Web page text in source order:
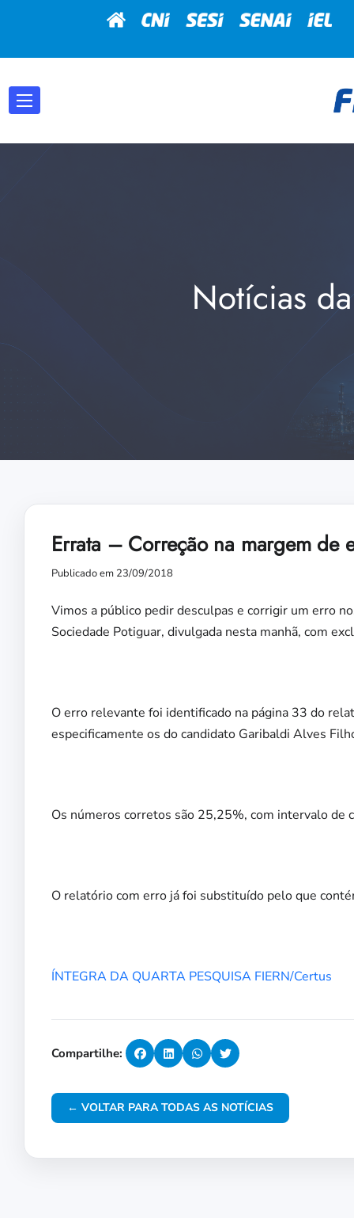
Notícias
Errata – Correção na margem de
Publicado em 23/09/2018
Vimos a público pedir desculpas e corrigir um erro
Sociedade Potiguar, divulgada nesta manhã, com
O erro relevante foi identificado na página 33 do
especificamente os do candidato Garibaldi Alves
Os números corretos são 25,25%, com intervalo
O relatório com erro já foi substituído pelo que
ÍNTEGRA DA QUARTA PESQUISA FIERN/Certus
Compartilhe:
← VOLTAR PARA TODAS AS NOTÍCIAS